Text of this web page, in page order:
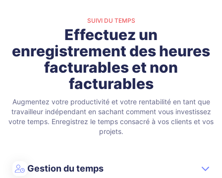
SUIVI DU TEMPS
Effectuez un
enregistrement des heures
facturables et non
facturables
Augmentez votre productivité et votre rentabilité en tant que
travailleur indépendant en sachant comment vous investissez
votre temps. Enregistrez le temps consacré à vos clients et vos
projets.
Gestion du temps